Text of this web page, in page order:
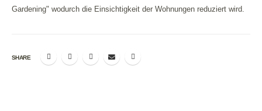
Gardening" wodurch die Einsichtigkeit der Wohnungen reduziert wird.
SHARE